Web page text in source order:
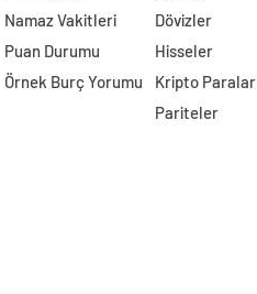
Namaz Vakitleri
Puan Durumu
Örnek Burç Yorumu
Dövizler
Hisseler
Kripto Paralar
Pariteler